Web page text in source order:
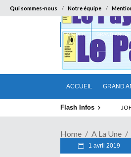
Qui sommes-nous Notre équipe
ACCUEIL GRAND
ACCUEIL GRAND ANGLE
Flash Infos
Home A La Une
1 avril 2019